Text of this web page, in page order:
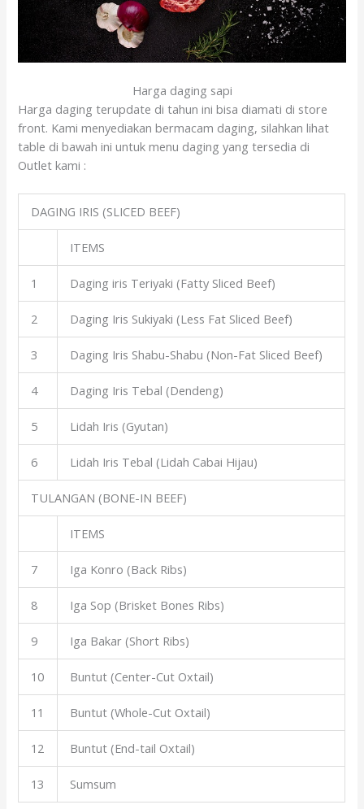
Harga daging sapi
Harga daging terupdate di tahun ini bisa diamati di store
front. Kami menyediakan bermacam daging, silahkan lihat
table di bawah ini untuk menu daging yang tersedia di
Outlet kami :
DAGING IRIS (SLICED BEEF)
ITEMS
1 Daging iris Teriyaki (Fatty Sliced Beef)
2 Daging Iris Sukiyaki (Less Fat Sliced Beef)
3 Daging Iris Shabu-Shabu (Non-Fat Sliced Beef)
4 Daging Iris Tebal (Dendeng)
5 Lidah Iris (Gyutan)
6 Lidah Iris Tebal (Lidah Cabai Hijau)
TULANGAN (BONE-IN BEEF)
ITEMS
7 Iga Konro (Back Ribs)
8 Iga Sop (Brisket Bones Ribs)
9 Iga Bakar (Short Ribs)
10 Buntut (Center-Cut Oxtail)
11 Buntut (Whole-Cut Oxtail)
12 Buntut (End-tail Oxtail)
13 Sumsum